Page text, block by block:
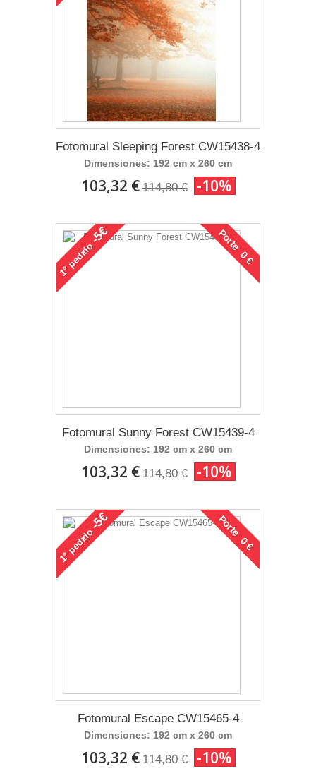
Fotomural Sleeping Forest CW15438-4
Dimensiones: 192 cm x 260 cm
103,32 € 114,80 € -10%
1°
pedido
-5€ Porte 0 €
Fotomural Sunny Forest CW15439-4
Dimensiones: 192 cm x 260 cm
103,32 € 114,80 € -10%
1°
pedido
-5€ Porte 0 €
Fotomural Escape CW15465-4
Dimensiones: 192 cm x 260 cm
103,32 € 114,80 € -10%